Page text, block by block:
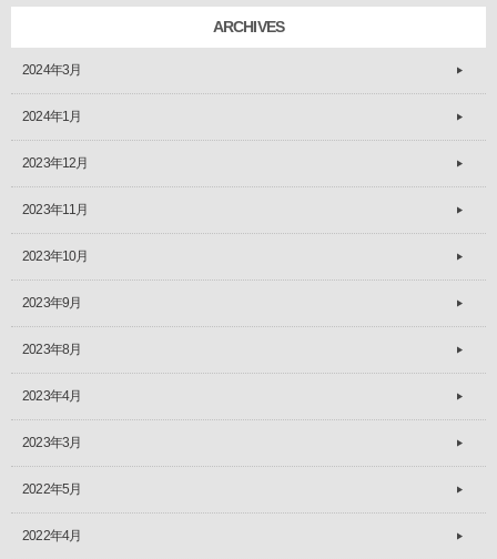
ARCHIVES
2024年3月
2024年1月
2023年12月
2023年11月
2023年10月
2023年9月
2023年8月
2023年4月
2023年3月
2022年5月
2022年4月